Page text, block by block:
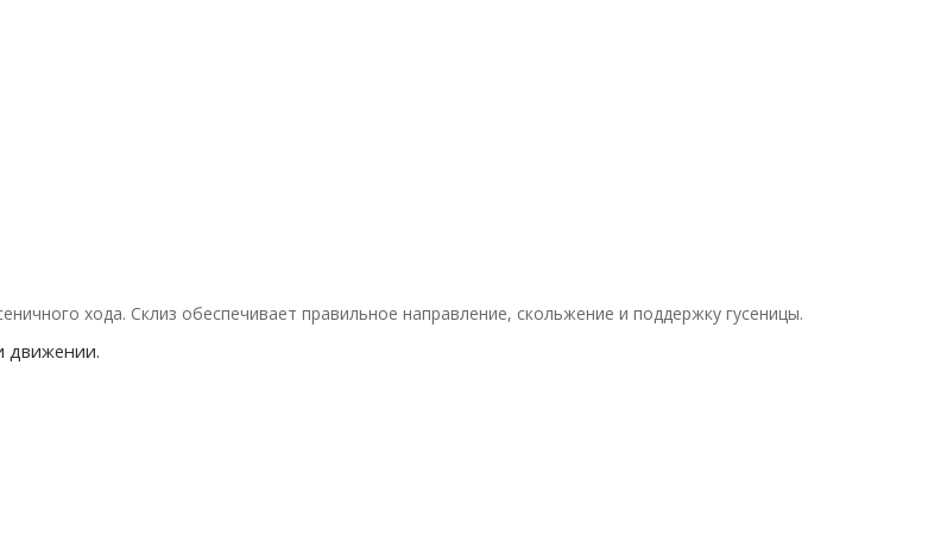
хода. Склиз обеспечивает правильное направление, скольжение и поддержку гусеницы.
движении.